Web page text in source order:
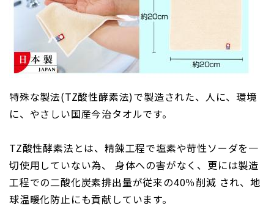
特殊な製法(TZ酸性酵素法)で製造された、人に、環境
に、やさしい国産今治タオルです。
TZ酸性酵素法とは、精錬工程で塩素や苛性ソーダを一
切使用していない為、 身体への害がなく、更には製造
工程での二酸化炭素排出量が従来の40％削減 され、地
球温暖化防止にも貢献しています。